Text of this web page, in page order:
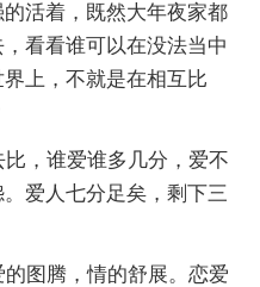
活着，既然大年夜家都
看看谁可以在没法当中
上，不就是在相互比
，谁爱谁多几分，爱不
爱人七分足矣，剩下三
图腾，情的舒展。恋爱